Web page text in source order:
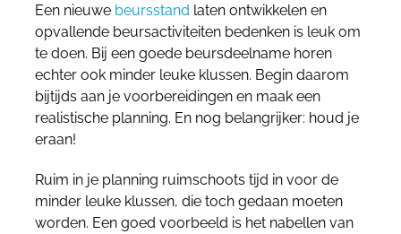
Een nieuwe beursstand laten ontwikkelen en
opvallende beursactiviteiten bedenken is leuk om
te doen. Bij een goede beursdeelname horen
echter ook minder leuke klussen. Begin daarom
bijtijds aan je voorbereidingen en maak een
realistische planning. En nog belangrijker: houd je
eraan!
Ruim in je planning ruimschoots tijd in voor de
minder leuke klussen, die toch gedaan moeten
worden. Een goed voorbeeld is het nabellen van